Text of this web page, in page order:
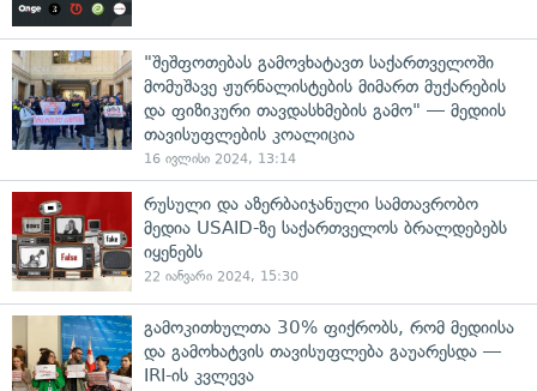
"შეშფოთებას გამოვხატავთ საქართველოში
მომუშავე ჟურნალისტების მიმართ მუქარების
და ფიზიკური თავდასხმების გამო" — მედიის
თავისუფლების კოალიცია
16 ივლისი 2024, 13:14
რუსული და აზერბაიჯანული სამთავრობო
მედია USAID-ზე საქართველოს ბრალდებებს
იყენებს
22 იანვარი 2024, 15:30
გამოკითხულთა 30% ფიქრობს, რომ მედიისა
და გამოხატვის თავისუფლება გაუარესდა —
IRI-ის კვლევა